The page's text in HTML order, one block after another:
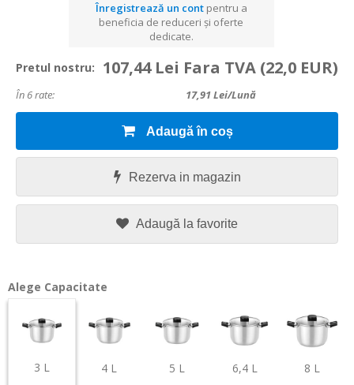
Înregistrează un contpentru a
beneficia de reduceri și oferte
dedicate.
Pretul nostru: 107,44 Lei Fara TVA (22,0 EUR)
În 6 rate: 17,91Lei/lună
Adaugă în coș
Rezerva in magazin
Adaugă la favorite
Alege Capacitate
3 L 4 L 5 L 6,4 L 8 L